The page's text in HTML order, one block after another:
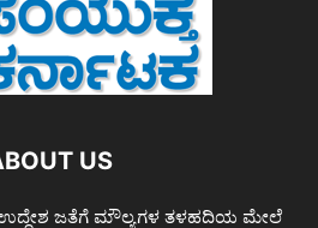
US
ಉದ್ದೇಶ ಜತೆಗೆ ಮೌಲ್ಯಗಳ ತಳಹದಿಯ ಮೇಲೆ